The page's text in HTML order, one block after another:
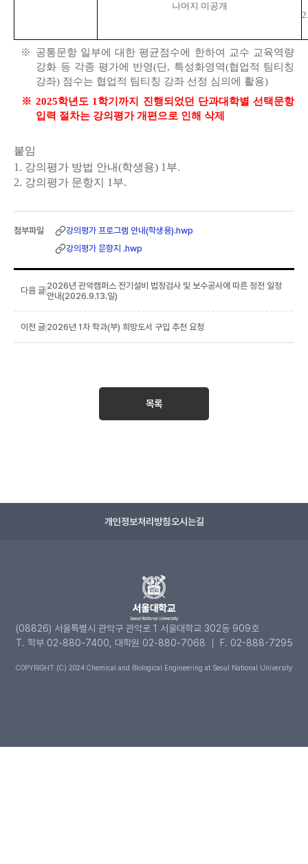
나머지 미공개
※ 공통문항 일부에 대한 평균점수에 한하여 교수 교육역량
강화 등 각종 평가에 반영(단, 특성화영역(협업적 팀티칭
강좌) 점수는 협업적 팀티칭 강좌 선정 심의에 활용)
※ 2025학년도 1 학기까지 진행되었던 단과대학별 선택문항
입력 절차는 강의평가 개편으로 인해 삭제
붙임
1. 강의평가 방법 안내(학생용) 1 부.
2. 강의평가 문항지 1 부.
강의평가 프로그램 안내(학생용).hwp
강의평가 문항지 .hwp
2026년 관악캠퍼스 전기설비 법정검사 및 보수공사에 따른 정전 일정
안내(2026.9.13.일)
2026년 1차 학과(부) 희망도서 구입 추천 요청
목록
개인정보처리방침오시는길
(08826) 서울특별시 관악구 관악로 1 서울대학교 302동 909호
T. 학부 02-880-7400, 대학원 02-880-7068 ｜ F. 02-888-7295
COPYRIGHT (C) 2024 Chemical and Biological Engineering at Seoul National University